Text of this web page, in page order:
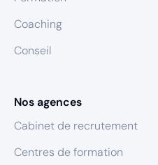
Coaching
Conseil
Nos agences
Cabinet de recrutement
Centres de formation